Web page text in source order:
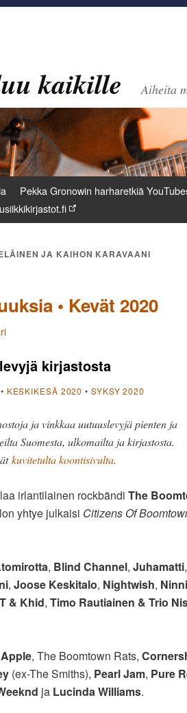
kaikille Aiheita
Pekka Gronowin harharetkiä
JA KAIHON KARAVAANI
• Kevät 2020
kirjastosta
• KESKIKESÄ 2020 • SYKSY 2020
ja vinkkaa uutuuslevyjä pienten ja
Suomesta, ulkomailta ja kirjastosta.
kuvitetulta koontisivulta.
irlantilainen rockbändi The
yhtye julkaisi Citizens Of
, Blind Channel, Juhamatti,
, Joose Keskitalo, Nightwish,
& Khid, Timo Rautiainen & Trio
, The Boomtown Rats,
(ex-The Smiths), Pearl Jam, Pure
ja Lucinda Williams.